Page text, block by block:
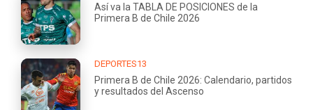
Así va la TABLA DE POSICIONES de la
Primera B de Chile 2026
DEPORTES13
Primera B de Chile 2026: Calendario, partidos
y resultados del Ascenso